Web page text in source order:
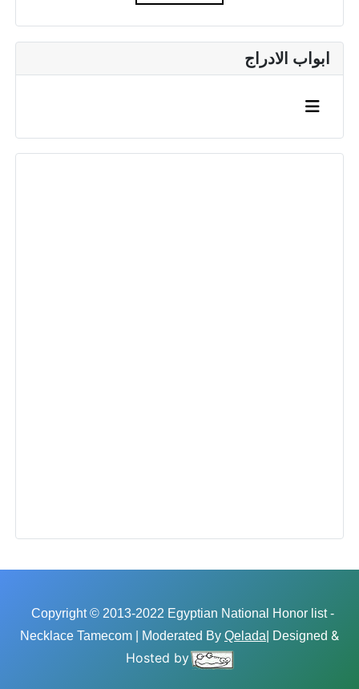
ابواب الادراج
Copyright © 2013-2022 Egyptian National Honor list -
Necklace Tamecom | Moderated By Qelada | Designed &
Hosted by